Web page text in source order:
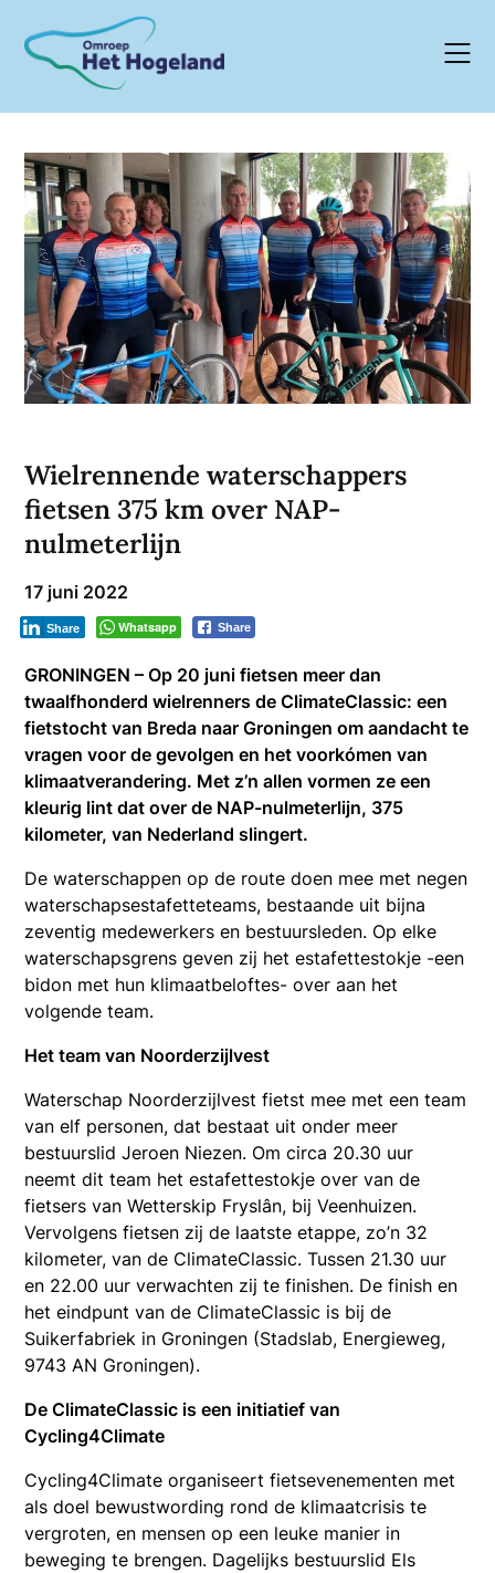
content
Wielrennende waterschappers
fietsen 375 km over NAP-
nulmeterlijn
17 juni 2022
Whatsapp Share
Share
GRONINGEN – Op 20 juni fietsen meer dan
twaalfhonderd wielrenners de ClimateClassic: een
fietstocht van Breda naar Groningen om aandacht te
vragen voor de gevolgen en het voorkómen van
klimaatverandering. Met z’n allen vormen ze een
kleurig lint dat over de NAP-nulmeterlijn, 375
kilometer, van Nederland slingert.
De waterschappen op de route doen mee met negen
waterschapsestafetteteams, bestaande uit bijna
zeventig medewerkers en bestuursleden. Op elke
waterschapsgrens geven zij het estafettestokje -een
bidon met hun klimaatbeloftes- over aan het
volgende team.
Het team van Noorderzijlvest
Waterschap Noorderzijlvest fietst mee met een team
van elf personen, dat bestaat uit onder meer
bestuurslid Jeroen Niezen. Om circa 20.30 uur
neemt dit team het estafettestokje over van de
fietsers van Wetterskip Fryslân, bij Veenhuizen.
Vervolgens fietsen zij de laatste etappe, zo’n 32
kilometer, van de ClimateClassic. Tussen 21.30 uur
en 22.00 uur verwachten zij te finishen. De finish en
het eindpunt van de ClimateClassic is bij de
Suikerfabriek in Groningen (Stadslab, Energieweg,
9743 AN Groningen).
De ClimateClassic is een initiatief van
Cycling4Climate
Cycling4Climate organiseert fietsevenementen met
als doel bewustwording rond de klimaatcrisis te
vergroten, en mensen op een leuke manier in
beweging te brengen. Dagelijks bestuurslid Els